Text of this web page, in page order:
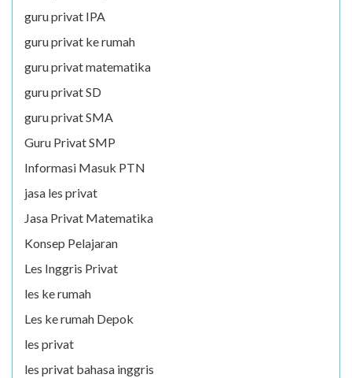
guru privat IPA
guru privat ke rumah
guru privat matematika
guru privat SD
guru privat SMA
Guru Privat SMP
Informasi Masuk PTN
jasa les privat
Jasa Privat Matematika
Konsep Pelajaran
Les Inggris Privat
les ke rumah
Les ke rumah Depok
les privat
les privat bahasa inggris